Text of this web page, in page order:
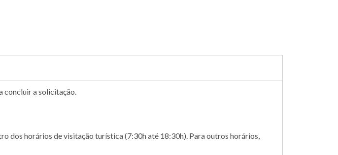
concluir a solicitação.
dos horários de visitação turística (7:30h até 18:30h). Para outros horários,